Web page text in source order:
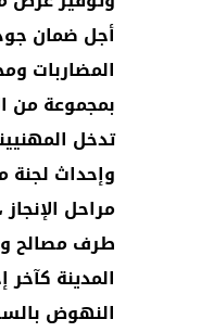
أجل ضمان
المضاربات
بمجموعة من
تدخل
وإحداث لجنة
مراحل
طرف مصالح
المدينة
النهوض